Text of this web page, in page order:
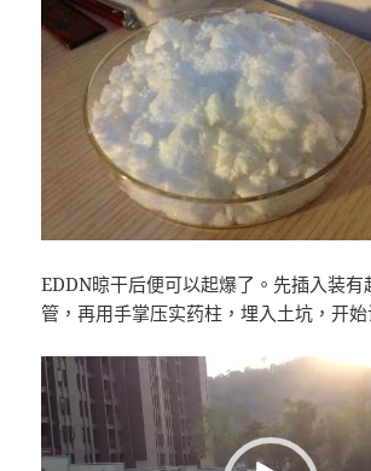
EDDN晾干后便可以起爆了。先插入装有
管，再用手掌压实药柱，埋入土坑，开始
視
訊
播
放